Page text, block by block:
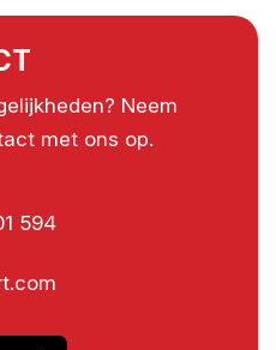
Neem
met ons op.
594